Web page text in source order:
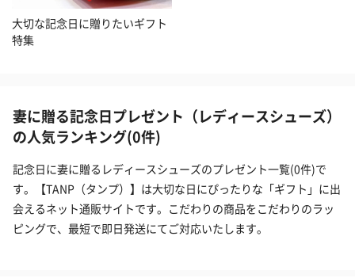
大切な記念日に贈りたいギフト
特集
妻に贈る記念日プレゼント（レディースシューズ）
の人気ランキング(0件)
記念日に妻に贈るレディースシューズのプレゼント一覧(0件)で
す。【TANP（タンプ）】は大切な日にぴったりな「ギフト」に出
会えるネット通販サイトです。こだわりの商品をこだわりのラッ
ピングで、最短で即日発送にてご対応いたします。